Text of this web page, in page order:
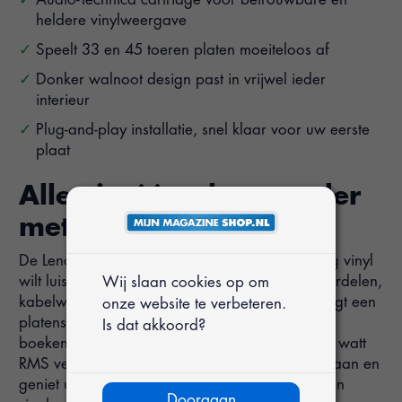
heldere vinylweergave
Speelt 33 en 45 toeren platen moeiteloos af
Donker walnoot design past in vrijwel ieder
interieur
Plug-and-play installatie, snel klaar voor uw eerste
plaat
Alles-in-één platenspeler
met luidsprekers
De Lenco LS-200WD is ideaal wanneer u graag vinyl
wilt luisteren, maar geen zin heeft in losse onderdelen,
kabelwirwar of ingewikkelde instellingen. U krijgt een
platenspeler met twee houten
boekenplankluidsprekers, samen goed voor 20 watt
RMS vermogen. Zo zet u hem neer, sluit u hem aan en
geniet u vrijwel direct van uw favoriete elpees en
Wij slaan cookies op om
onze website te verbeteren.
Is dat akkoord?